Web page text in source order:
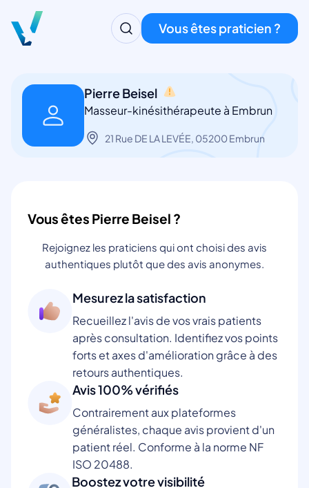
Vous êtes praticien ?
Pierre Beisel
Masseur-kinésithérapeute à Embrun
21 Rue DE LA LEVÉE, 05200 Embrun
Vous êtes Pierre Beisel ?
Rejoignez les praticiens qui ont choisi des avis
authentiques plutôt que des avis anonymes.
Mesurez la satisfaction
Recueillez l'avis de vos vrais patients
après consultation. Identifiez vos points
forts et axes d'amélioration grâce à des
retours authentiques.
Avis 100% vérifiés
Contrairement aux plateformes
généralistes, chaque avis provient d'un
patient réel. Conforme à la norme NF
ISO 20488.
Boostez votre visibilité